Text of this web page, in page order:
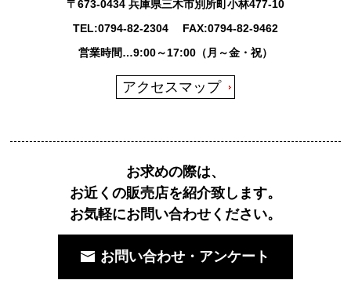
〒673-0434 兵庫県三木市別所町小林477-10
TEL:0794-82-2304FAX:0794-82-9462
営業時間…9:00～17:00（月～金・祝）
アクセスマップ
お求めの際は、
お近くの販売店を紹介致します。
お気軽にお問い合わせください。
お問い合わせ・アンケート